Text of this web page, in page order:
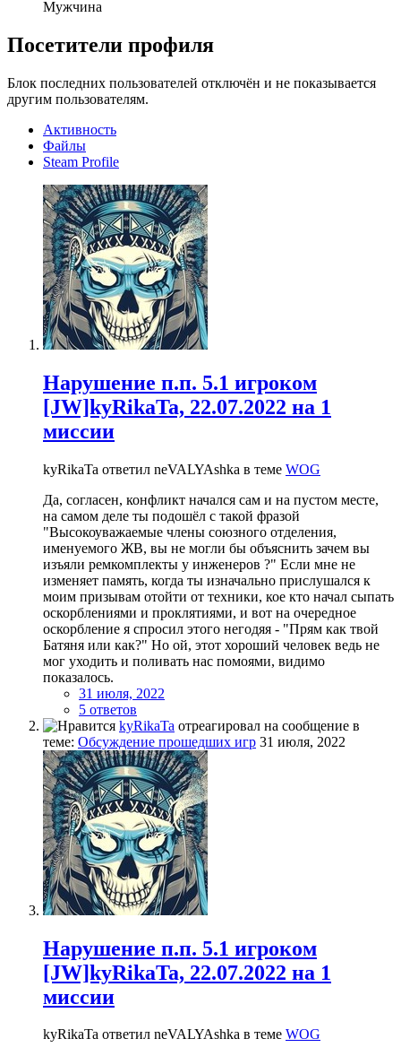
Мужчина
Посетители профиля
Блок последних пользователей отключён и не показывается
другим пользователям.
Активность
Файлы
Steam Profile
Нарушение п.п. 5.1 игроком
[JW]kyRikaTa, 22.07.2022 на 1
миссии
kyRikaTa ответил neVALYAshka в теме WOG
Да, согласен, конфликт начался сам и на пустом месте,
на самом деле ты подошёл с такой фразой
"Высокоуважаемые члены союзного отделения,
именуемого ЖВ, вы не могли бы объяснить зачем вы
изъяли ремкомплекты у инженеров ?" Если мне не
изменяет память, когда ты изначально прислушался к
моим призывам отойти от техники, кое кто начал сыпать
оскорблениями и проклятиями, и вот на очередное
оскорбление я спросил этого негодяя - "Прям как твой
Батяня или как?" Но ой, этот хороший человек ведь не
мог уходить и поливать нас помоями, видимо
показалось.
31 июля, 2022
5 ответов
kyRikaTa отреагировал на сообщение в
теме: Обсуждение прошедших игр 31 июля, 2022
Нарушение п.п. 5.1 игроком
[JW]kyRikaTa, 22.07.2022 на 1
миссии
kyRikaTa ответил neVALYAshka в теме WOG